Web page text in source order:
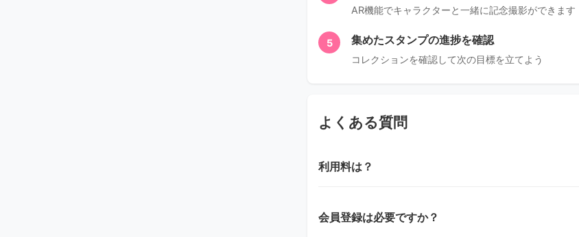
AR機能でキャラクターと一緒に記念撮影ができます
5 集めたスタンプの進捗を確認
コレクションを確認して次の目標を立てよう
よくある質問
利用料は？
会員登録は必要ですか？